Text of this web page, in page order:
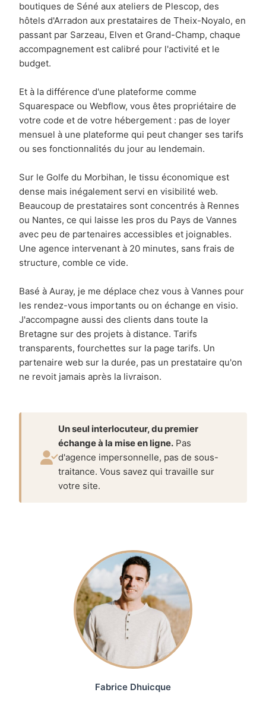
boutiques de Séné aux ateliers de Plescop, des
hôtels d'Arradon aux prestataires de Theix-Noyalo, en
passant par Sarzeau, Elven et Grand-Champ, chaque
accompagnement est calibré pour l'activité et le
budget.
Et à la différence d'une plateforme comme
Squarespace ou Webflow, vous êtes propriétaire de
votre code et de votre hébergement : pas de loyer
mensuel à une plateforme qui peut changer ses tarifs
ou ses fonctionnalités du jour au lendemain.
Sur le Golfe du Morbihan, le tissu économique est
dense mais inégalement servi en visibilité web.
Beaucoup de prestataires sont concentrés à Rennes
ou Nantes, ce qui laisse les pros du Pays de Vannes
avec peu de partenaires accessibles et joignables.
Une agence intervenant à 20 minutes, sans frais de
structure, comble ce vide.
Basé à Auray, je me déplace chez vous à Vannes pour
les rendez-vous importants ou on échange en visio.
J'accompagne aussi des clients dans toute la
Bretagne sur des projets à distance. Tarifs
transparents, fourchettes sur la page tarifs. Un
partenaire web sur la durée, pas un prestataire qu'on
ne revoit jamais après la livraison.
Un seul interlocuteur, du premier
échange à la mise en ligne. Pas
d'agence impersonnelle, pas de sous-
traitance. Vous savez qui travaille sur
votre site.
Fabrice Dhuicque